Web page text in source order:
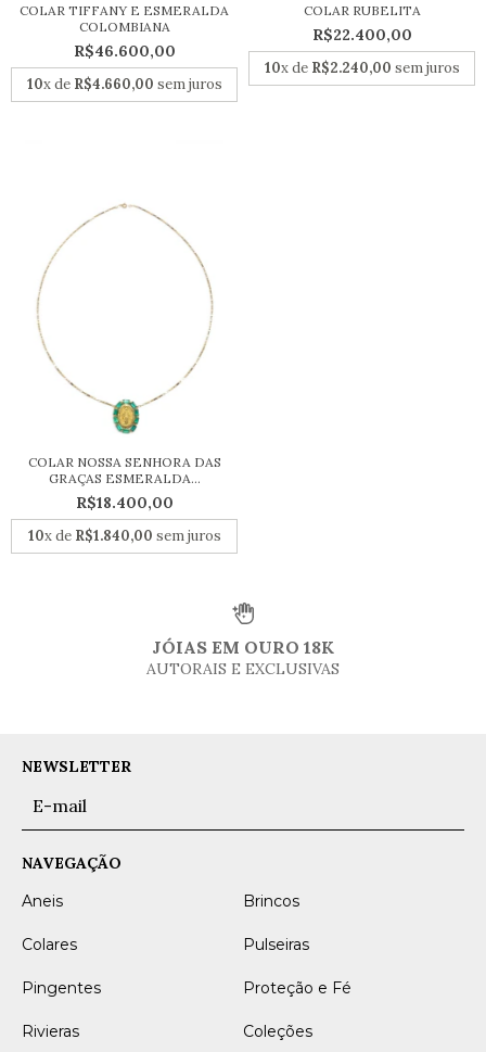
COLAR TIFFANY E ESMERALDA
COLOMBIANA
R$46.600,00
10x de R$4.660,00 sem juros
COLAR RUBELITA
R$22.400,00
10x de R$2.240,00 sem juros
COLAR NOSSA SENHORA DAS
GRAÇAS ESMERALDA...
R$18.400,00
10x de R$1.840,00 sem juros
JÓIAS EM OURO 18K
AUTORAIS E EXCLUSIVAS
NEWSLETTER
NAVEGAÇÃO
Aneis
Brincos
Colares Pulseiras
Pingentes Proteção e Fé
Rivieras Coleções